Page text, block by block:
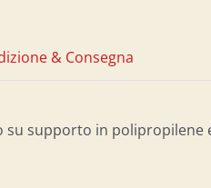
& Consegna
su supporto in